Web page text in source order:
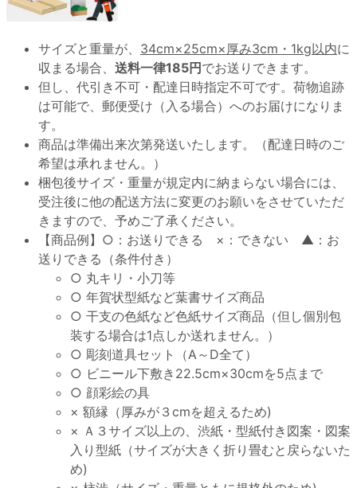
サイズと重量が、 34cm×25cm×厚み3cm・1kg以内に
収まる場合、 送料一律185円 でお送りできます。
但し、代引き不可・配達日時指定不可です。荷物追跡
は可能で、郵便受け（入る場合）へのお届けになりま
す。
商品は準備出来次第発送いたします。（配達日時のご
希望は承れません。）
梱包後サイズ・重量が規定内に納まらない場合には、
受注後に他の配送方法に変更のお願いをさせていただ
きますので、予めご了承ください。
【商品例】○：お送りできる ×：できない ▲：お
送りできる（条件付き）
○ 丸キリ・小刀等
○ 年賀状型紙など葉書サイズ商品
○ 干支の色紙など色紙サイズ商品（但し個別包
装する場合は1点しか送れません。）
○ 彫刻道具セット（A～D全て）
○ ビニール下敷き22.5cm×30cmを5点まで
○ 顔彩絵の具
× 額縁（厚みが３cmを超えるため)
× Ａ３サイズ以上の、渋紙・型紙付き図案・図案
入り型紙（サイズが大きく折り畳むと戻らないた
め)